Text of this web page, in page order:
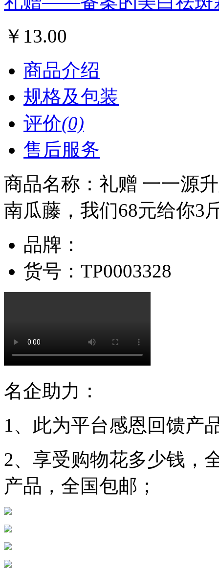
￥ 13.00
商品介绍
规格及包装
评价(0)
售后服务
商品名称： 礼赠 一一源
南瓜藤，我们68元给你3
品牌：
货号： TP0003328
名企助力：
1、此为平台感恩回馈产
2、享受购物花多少钱，
产品，全国包邮；